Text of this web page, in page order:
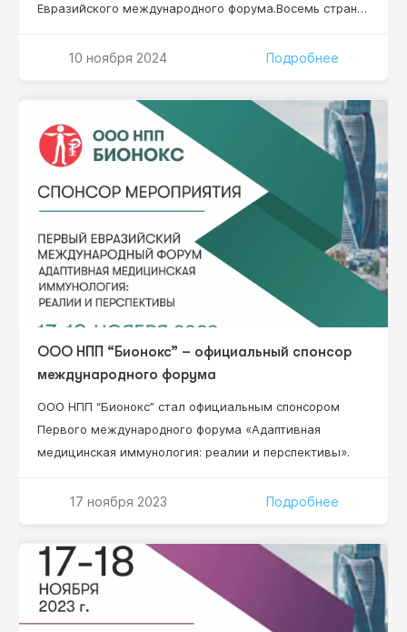
Евразийского международного форума.Восемь стран
более 15 научных секций, 2 337 специалистов!
10 ноября 2024 Подробнее
ООО НПП “Бионокс” – официальный спонсор
международного форума
ООО НПП “Бионокс” стал официальным спонсором
Первого международного форума «Адаптивная
медицинская иммунология: реалии и перспективы».
17 ноября 2023 Подробнее